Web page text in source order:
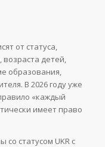
от статуса,
детей,
образования,
В 2026 году уже
«каждый
имеет право
статусом UKR с